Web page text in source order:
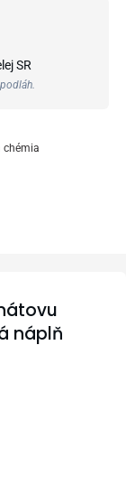
SR
chémia
náplň